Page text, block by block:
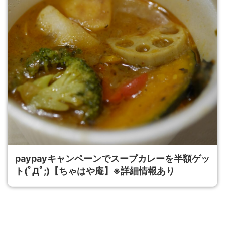
paypayキャンペーンでスープカレーを半額ゲッ
ト(ﾟДﾟ;)【ちゃはや庵】※詳細情報あり